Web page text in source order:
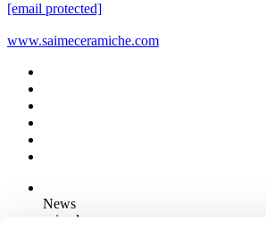
[email protected]
www.saimeceramiche.com
News
aziende